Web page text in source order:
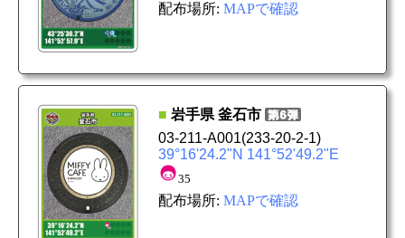
配布場所: MAPで確認
■ 岩手県 釜石市
03-211-A001(233-20-2-1)
39°16'24.2"N 141°52'49.2"E
35
配布場所: MAPで確認